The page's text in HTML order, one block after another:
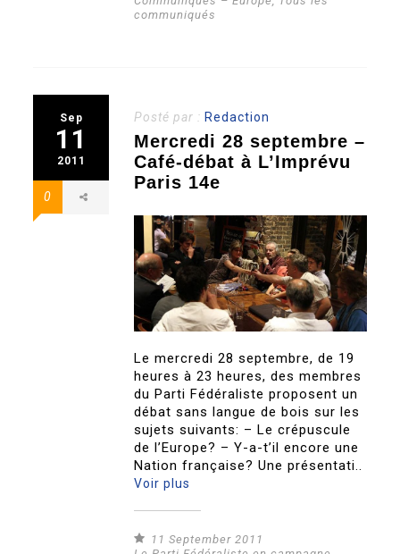
communiqués
Sep
11
2011
0
Posté par : Redaction
Mercredi 28 septembre –
Café-débat à L’Imprévu
Paris 14e
Le mercredi 28 septembre, de 19
heures à 23 heures, des membres
du Parti Fédéraliste proposent un
débat sans langue de bois sur les
sujets suivants: – Le crépuscule
de l’Europe? – Y-a-t’il encore une
Nation française? Une présentati..
Voir plus
11 September 2011